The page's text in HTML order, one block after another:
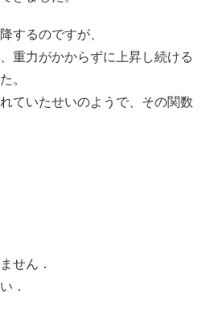
するのですが、
重力がかからずに上昇し続ける
。
ていたせいのようで、その関数
せん．
．